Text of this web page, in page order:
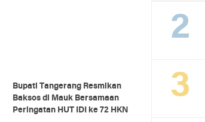
Bupati Tangerang Resmikan
Baksos di Mauk Bersamaan
Peringatan HUT IDI ke 72 HKN